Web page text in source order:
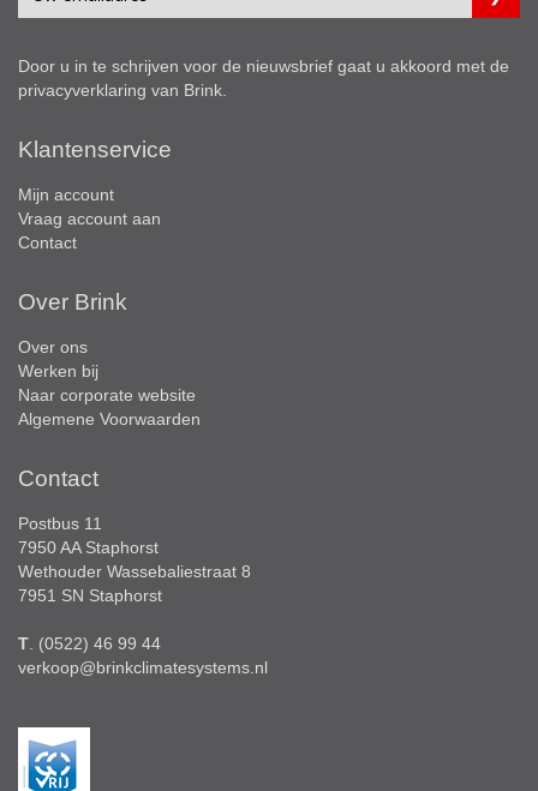
Door u in te schrijven voor de nieuwsbrief gaat u akkoord met de
privacyverklaring van Brink.
Klantenservice
Mijn account
Vraag account aan
Contact
Over Brink
Over ons
Werken bij
Naar corporate website
Algemene Voorwaarden
Contact
Postbus 11
7950 AA Staphorst
Wethouder Wassebaliestraat 8
7951 SN Staphorst
T. (0522) 46 99 44
verkoop@brinkclimatesystems.nl